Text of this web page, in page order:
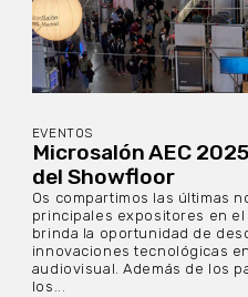
EVENTOS
Microsalón AEC
del Showfloor
Os compartimos las últimas
principales expositores en el
brinda la oportunidad de
innovaciones tecnológicas
audiovisual. Además de los
los...